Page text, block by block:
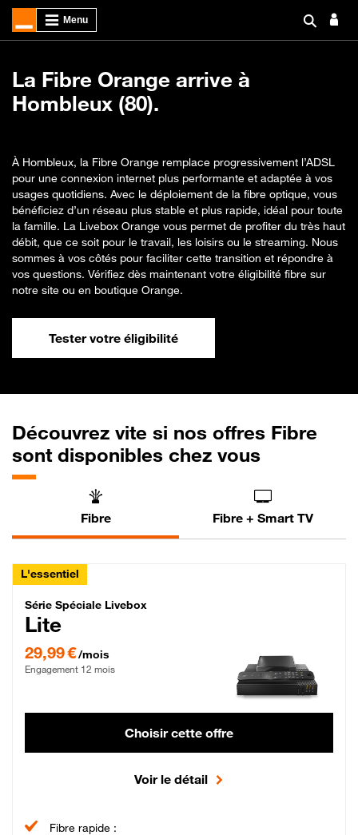
La Fibre Orange arrive à
Hombleux (80).
À Hombleux, la Fibre Orange remplace progressivement l’ADSL
pour une connexion internet plus performante et adaptée à vos
usages quotidiens. Avec le déploiement de la fibre optique, vous
bénéficiez d’un réseau plus stable et plus rapide, idéal pour toute
la famille. La Livebox Orange vous permet de profiter du très haut
débit, que ce soit pour le travail, les loisirs ou le streaming. Nous
sommes à vos côtés pour faciliter cette transition et répondre à
vos questions. Vérifiez dès maintenant votre éligibilité fibre sur
notre site ou en boutique Orange.
Tester votre éligibilité
Découvrez vite si nos offres Fibre
sont disponibles chez vous
Fibre Fibre + Smart TV
L'essentiel
Série Spéciale Livebox Lite Fibre
Série Spéciale Livebox
Lite
29,99 €/mois
Engagement 12 mois
Choisir cette offre
Voir le détail
Fibre rapide :